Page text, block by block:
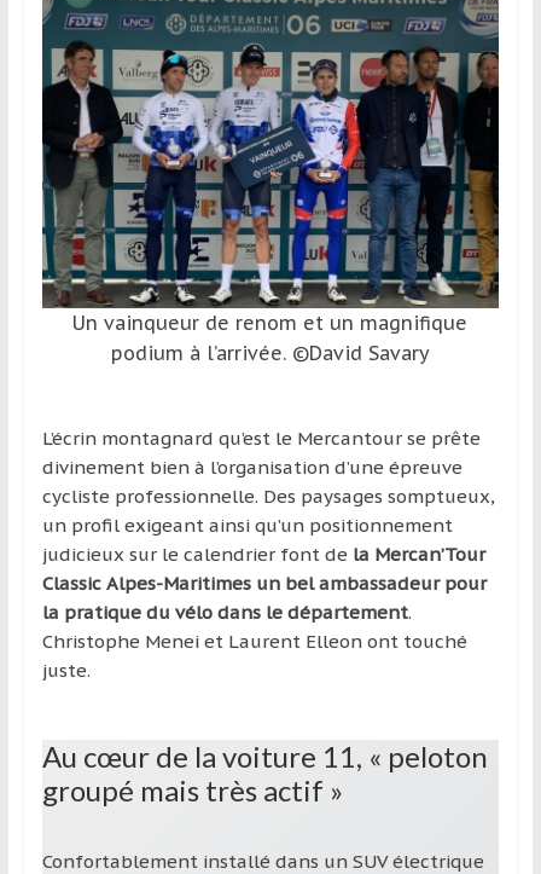
Un vainqueur de renom et un magnifique
podium à l’arrivée. ©David Savary
L’écrin montagnard qu’est le Mercantour se prête
divinement bien à l’organisation d’une épreuve
cycliste professionnelle. Des paysages somptueux,
un profil exigeant ainsi qu’un positionnement
judicieux sur le calendrier font dela Mercan’Tour
Classic Alpes-Maritimes un bel ambassadeur pour
la pratique du vélo dans le département.
Christophe Menei et Laurent Elleon ont touché
juste.
Au cœur de la voiture 11, « peloton
groupé mais très actif »
Confortablement installé dans un SUV électrique